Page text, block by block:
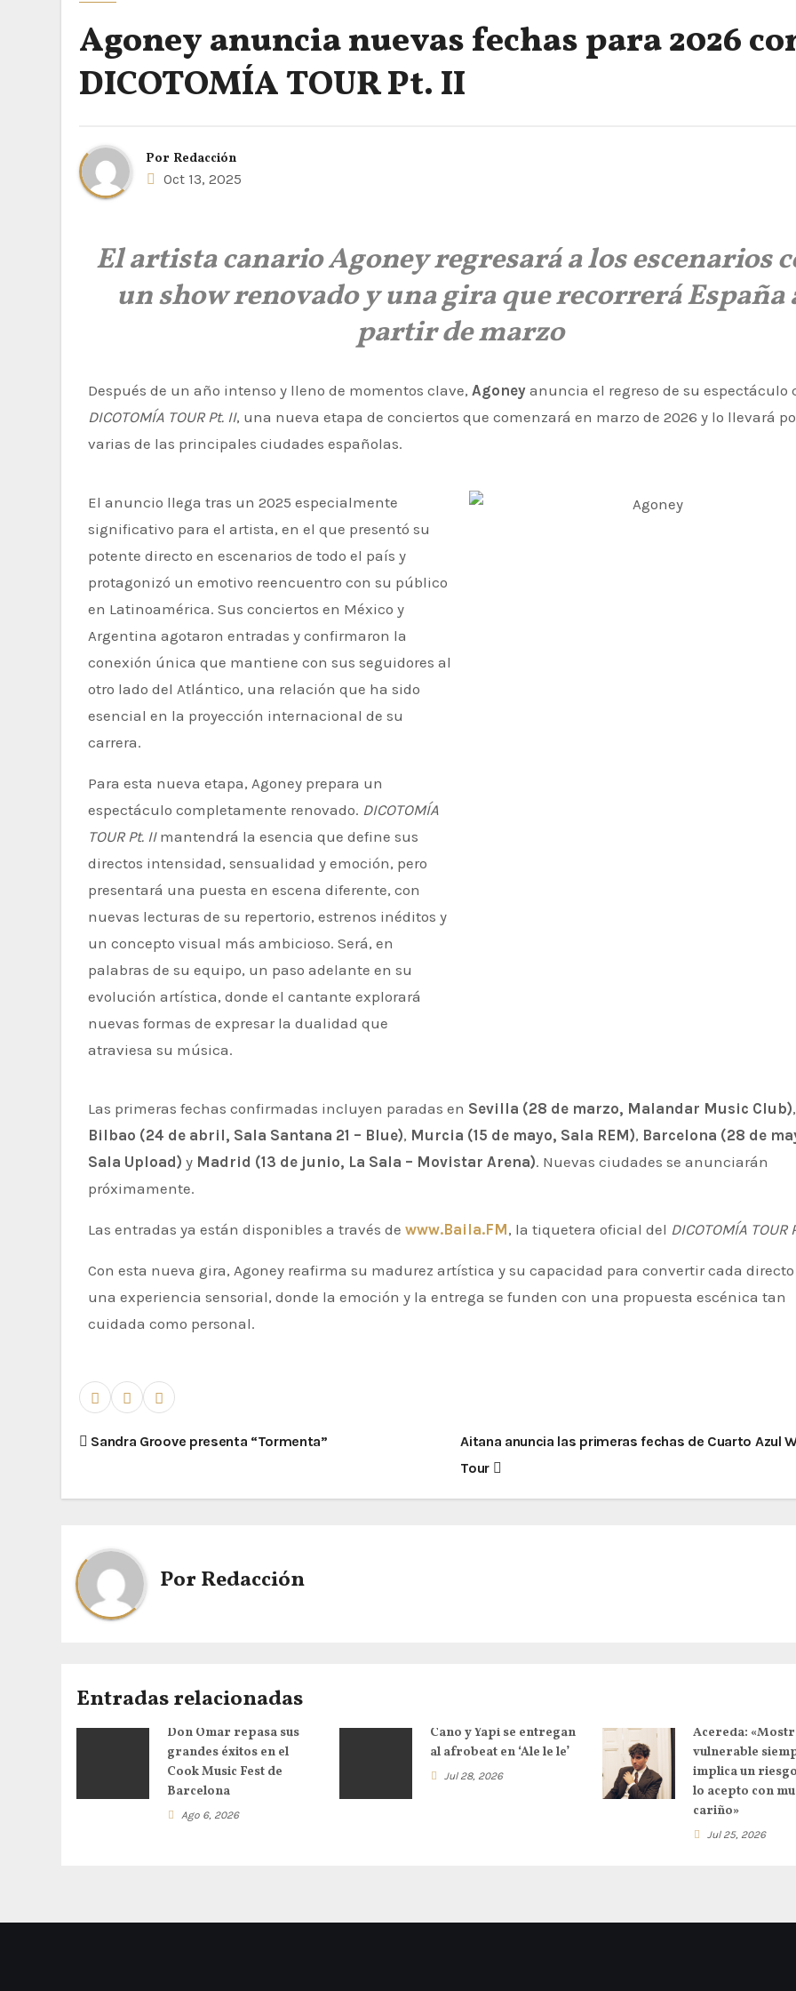
Agoney anuncia nuevas fechas para 2026
DICOTOMÍA TOUR Pt. II
Por Redacción
Oct 13, 2025
El artista canario Agoney regresará a los escenarios
un show renovado y una gira que recorrerá España
partir de marzo
Después de un año intenso y lleno de momentos clave, Agoney anuncia el regreso de su espectáculo
DICOTOMÍA TOUR Pt. II, una nueva etapa de conciertos que comenzará en marzo de 2026 y lo llevará
varias de las principales ciudades españolas.
El anuncio llega tras un 2025 especialmente
significativo para el artista, en el que presentó su
potente directo en escenarios de todo el país y
protagonizó un emotivo reencuentro con su público
en Latinoamérica. Sus conciertos en México y
Argentina agotaron entradas y confirmaron la
conexión única que mantiene con sus seguidores al
otro lado del Atlántico, una relación que ha sido
esencial en la proyección internacional de su
carrera.
Para esta nueva etapa, Agoney prepara un
espectáculo completamente renovado. DICOTOMÍA
TOUR Pt. IImantendrá la esencia que define sus
directos intensidad, sensualidad y emoción, pero
presentará una puesta en escena diferente, con
nuevas lecturas de su repertorio, estrenos inéditos y
un concepto visual más ambicioso. Será, en
palabras de su equipo, un paso adelante en su
evolución artística, donde el cantante explorará
nuevas formas de expresar la dualidad que
atraviesa su música.
Las primeras fechas confirmadas incluyen paradas en Sevilla (28 de marzo, Malandar Music Club),
Bilbao (24 de abril, Sala Santana 21 – Blue), Murcia (15 de mayo, Sala REM), Barcelona (28 de
Sala Upload) y Madrid (13 de junio, La Sala – Movistar Arena). Nuevas ciudades se anunciarán
próximamente.
Las entradas ya están disponibles a través de www.Baila.FM, la tiquetera oficial del DICOTOMÍA TOUR
Con esta nueva gira, Agoney reafirma su madurez artística y su capacidad para convertir cada
una experiencia sensorial, donde la emoción y la entrega se funden con una propuesta escénica tan
cuidada como personal.
Sandra Groove presenta “Tormenta”
Aitana anuncia las primeras fechas de Cuarto Azul
Tour
PorRedacción
Entradas relacionadas
Don Omar repasa sus
grandes éxitos en el
Cook Music Fest de
Barcelona
Ago 6, 2026
Cano y Yapi se entregan
al afrobeat en ‘Ale le le’
Jul 28, 2026
Acereda:
vulnerable
implica un
lo acepto con
cariño»
Jul 25, 2026